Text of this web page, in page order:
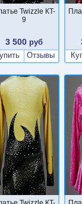
Twizzle КT-
9
3 500руб
Отзывы